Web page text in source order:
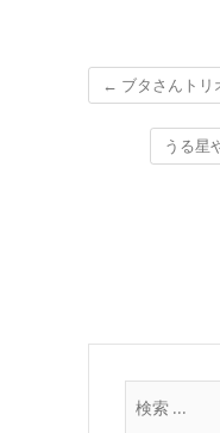
← ブタさんトリ
うる星